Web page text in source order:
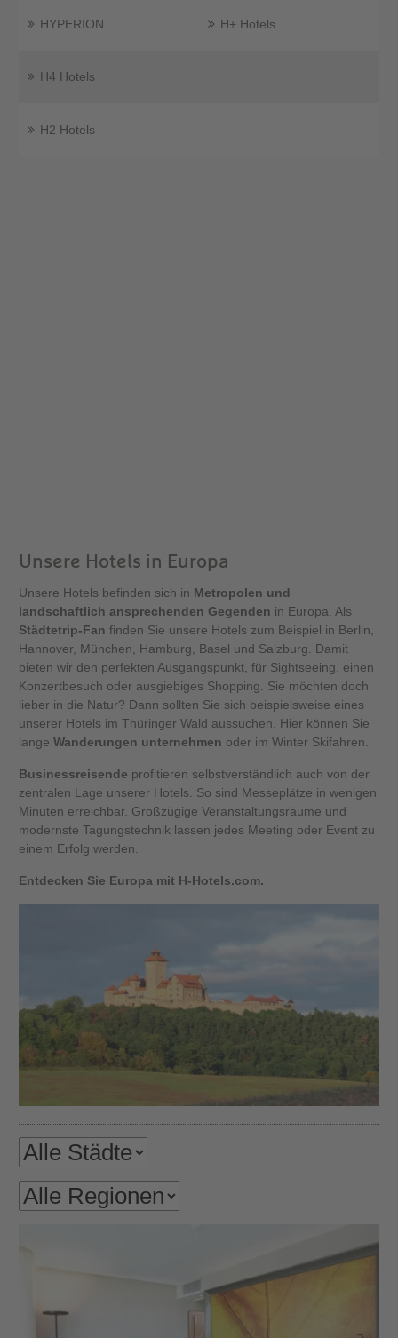
HYPERION
H4 Hotels
H2 Hotels
H+ Hotels
Unsere Hotels in Europa
Unsere Hotels befinden sich in Metropolen und
landschaftlich ansprechenden Gegenden in Europa. Als
Städtetrip-Fan finden Sie unsere Hotels zum Beispiel in Berlin,
Hannover, München, Hamburg, Basel und Salzburg. Damit
bieten wir den perfekten Ausgangspunkt, für Sightseeing, einen
Konzertbesuch oder ausgiebiges Shopping. Sie möchten doch
lieber in die Natur? Dann sollten Sie sich beispielsweise eines
unserer Hotels im Thüringer Wald aussuchen. Hier können Sie
lange Wanderungen unternehmen oder im Winter Skifahren.
Businessreisende profitieren selbstverständlich auch von der
zentralen Lage unserer Hotels. So sind Messeplätze in wenigen
Minuten erreichbar. Großzügige Veranstaltungsräume und
modernste Tagungstechnik lassen jedes Meeting oder Event zu
einem Erfolg werden.
Entdecken Sie Europa mit H-Hotels.com.